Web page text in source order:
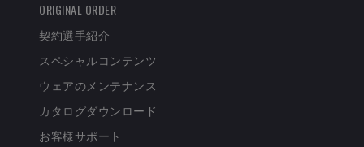
ORIGINAL ORDER
契約選手紹介
スペシャルコンテンツ
ウェアのメンテナンス
カタログダウンロード
お客様サポート